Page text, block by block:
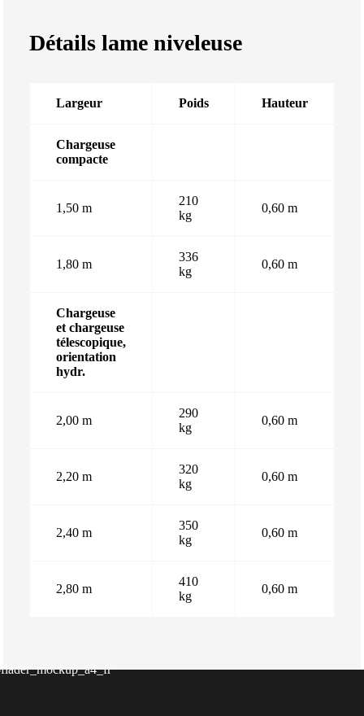
Détails lame niveleuse
Largeur Poids Hauteur
Chargeuse
compacte
1,50 m
210
kg
0,60 m
1,80 m
336
kg
0,60 m
Chargeuse
et chargeuse
télescopique,
orientation
hydr.
2,00 m
290
kg
0,60 m
2,20 m
320
kg
0,60 m
2,40 m
350
kg
0,60 m
2,80 m
410
kg
0,60 m